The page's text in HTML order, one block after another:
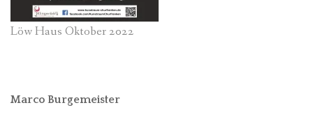
Löw Haus Oktober 2022
Marco Burgemeister